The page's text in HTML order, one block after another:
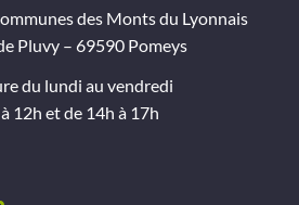
des Monts du Lyonnais
Pluvy – 69590 Pomeys
du lundi au vendredi
12h et de 14h à 17h